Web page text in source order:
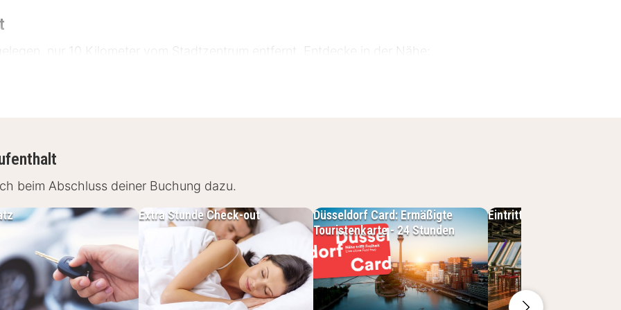
nur 10 Kilometer vom Stadtzentrum entfernt. Entdecke in der Nähe:
Airport
Arbeitsplatz, Fernseher, Safe, Telefon und kostenloses WLAN
Pflegeprodukten und flauschigen Handtüchern
Business Center, 24-Stunden-Rezeption und Parkplätze vor Ort
beim Abschluss deiner Buchung dazu.
Düsseldorf Card: Ermäßigte
Touristenkarte - 24 Stunden
Eintrittskarte für den
Extra Stunde Check-out